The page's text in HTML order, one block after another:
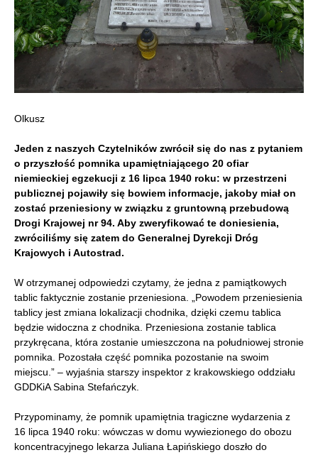
Olkusz
Jeden z naszych Czytelników zwrócił się do nas z pytaniem
o przyszłość pomnika upamiętniającego 20 ofiar
niemieckiej egzekucji z 16 lipca 1940 roku: w przestrzeni
publicznej pojawiły się bowiem informacje, jakoby miał on
zostać przeniesiony w związku z gruntowną przebudową
Drogi Krajowej nr 94. Aby zweryfikować te doniesienia,
zwróciliśmy się zatem do Generalnej Dyrekcji Dróg
Krajowych i Autostrad.
W otrzymanej odpowiedzi czytamy, że jedna z pamiątkowych
tablic faktycznie zostanie przeniesiona. „Powodem przeniesienia
tablicy jest zmiana lokalizacji chodnika, dzięki czemu tablica
będzie widoczna z chodnika. Przeniesiona zostanie tablica
przykręcana, która zostanie umieszczona na południowej stronie
pomnika. Pozostała część pomnika pozostanie na swoim
miejscu.” – wyjaśnia starszy inspektor z krakowskiego oddziału
GDDKiA Sabina Stefańczyk.
Przypominamy, że pomnik upamiętnia tragiczne wydarzenia z
16 lipca 1940 roku: wówczas w domu wywiezionego do obozu
koncentracyjnego lekarza Juliana Łapińskiego doszło do